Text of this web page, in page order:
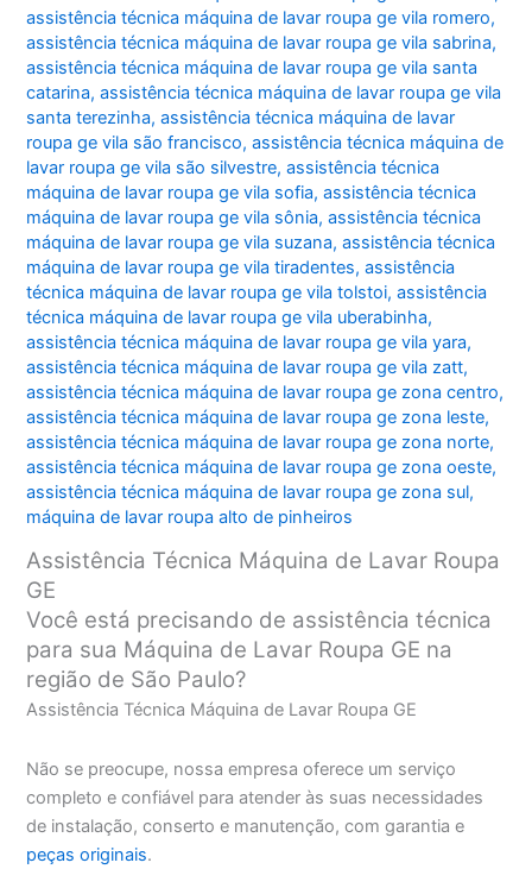
assistência técnica máquina de lavar roupa ge vila romero,
assistência técnica máquina de lavar roupa ge vila sabrina,
assistência técnica máquina de lavar roupa ge vila santa
catarina,assistência técnica máquina de lavar roupa ge vila
santa terezinha,assistência técnica máquina de lavar
roupa ge vila são francisco,assistência técnica máquina de
lavar roupa ge vila são silvestre,assistência técnica
máquina de lavar roupa ge vila sofia,assistência técnica
máquina de lavar roupa ge vila sônia,assistência técnica
máquina de lavar roupa ge vila suzana,assistência técnica
máquina de lavar roupa ge vila tiradentes,assistência
técnica máquina de lavar roupa ge vila tolstoi,assistência
técnica máquina de lavar roupa ge vila uberabinha,
assistência técnica máquina de lavar roupa ge vila yara,
assistência técnica máquina de lavar roupa ge vila zatt,
assistência técnica máquina de lavar roupa ge zona centro,
assistência técnica máquina de lavar roupa ge zona leste,
assistência técnica máquina de lavar roupa ge zona norte,
assistência técnica máquina de lavar roupa ge zona oeste,
assistência técnica máquina de lavar roupa ge zona sul,
máquina de lavar roupa alto de pinheiros
Assistência Técnica Máquina de Lavar Roupa
GE
Você está precisando de assistência técnica
para sua Máquina de Lavar Roupa GE na
região de São Paulo?
Assistência Técnica Máquina de Lavar Roupa GE
Não se preocupe, nossa empresa oferece um serviço
completo e confiável para atender às suas necessidades
de instalação, conserto e manutenção, com garantia e
peças originais.